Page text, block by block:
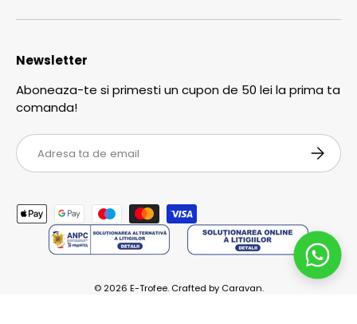
Newsletter
Aboneaza-te si primesti un cupon de 50 lei la prima ta
comanda!
Email
Metode de plata acceptate
© 2026 E-Trofee. Crafted by Caravan.